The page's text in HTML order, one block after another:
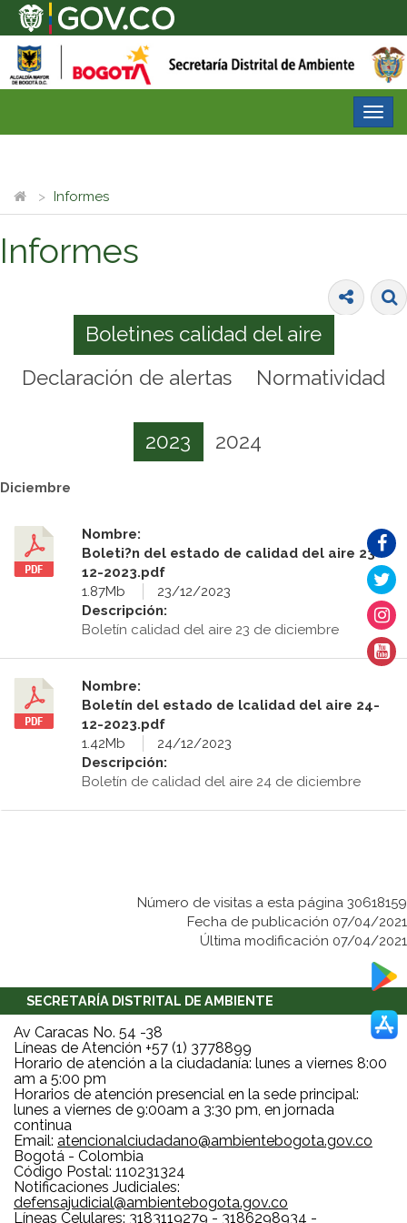
Informes
Informes
Boletines calidad del aire
Declaración de alertas
Normatividad
2023 2024
Diciembre
Nombre:
Boleti?n del estado de calidad del aire 23-
12-2023.pdf
1.87Mb
23/12/2023
Descripción:
Boletín calidad del aire 23 de diciembre
Nombre:
Boletín del estado de lcalidad del aire 24-
12-2023.pdf
1.42Mb
24/12/2023
Descripción:
Boletín de calidad del aire 24 de diciembre
Número de visitas a esta página 30618159
Fecha de publicación 07/04/2021
Última modificación 07/04/2021
SECRETARÍA DISTRITAL DE AMBIENTE
Av Caracas No. 54 -38
Líneas de Atención +57 (1) 3778899
Horario de atención a la ciudadanía: lunes a viernes 8:00
am a 5:00 pm
Horarios de atención presencial en la sede principal:
lunes a viernes de 9:00am a 3:30 pm, en jornada
continua
Email: atencionalciudadano@ambientebogota.gov.co
Bogotá - Colombia
Código Postal: 110231324
Notificaciones Judiciales:
defensajudicial@ambientebogota.gov.co
Líneas Celulares: 3183119279 - 3186298934 -